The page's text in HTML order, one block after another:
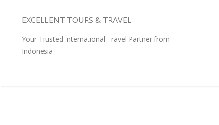
EXCELLENT TOURS & TRAVEL
Your Trusted International Travel Partner from
Indonesia